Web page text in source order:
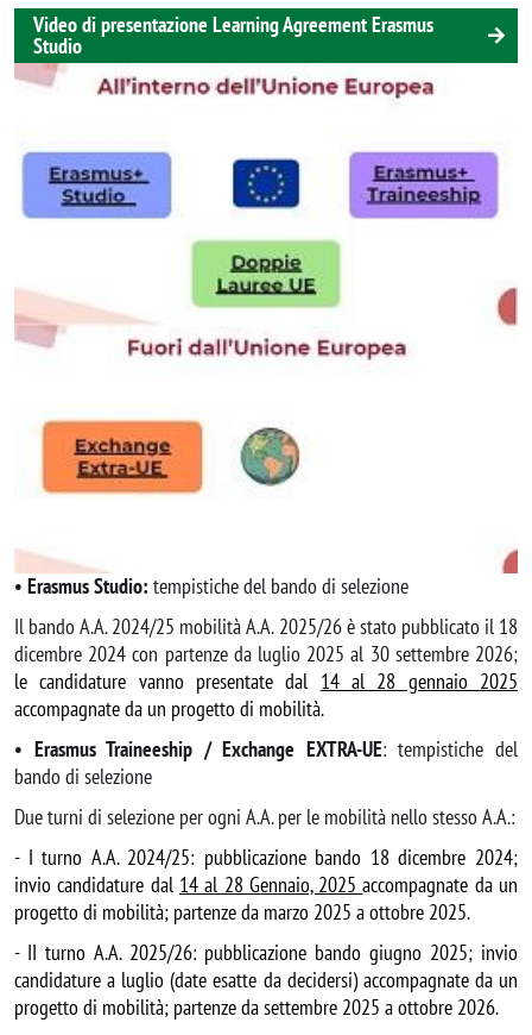
Video di presentazione Learning Agreement Erasmus
Studio
Image
• Erasmus Studio: tempistiche del bando di selezione
Il bando A.A. 2024/25 mobilità A.A. 2025/26 è stato pubblicato il 18
dicembre 2024 con partenze da luglio 2025 al 30 settembre 2026;
le candidature vanno presentate dal 14 al 28 gennaio 2025
accompagnate da un progetto di mobilità.
• Erasmus Traineeship / Exchange EXTRA-UE: tempistiche del
bando di selezione
Due turni di selezione per ogni A.A. per le mobilità nello stesso A.A.:
- I turno A.A. 2024/25: pubblicazione bando 18 dicembre 2024;
invio candidature dal 14 al 28 Gennaio, 2025accompagnate da un
progetto di mobilità; partenze da marzo 2025 a ottobre 2025.
- II turno A.A. 2025/26: pubblicazione bando giugno 2025; invio
candidature a luglio (date esatte da decidersi) accompagnate da un
progetto di mobilità; partenze da settembre 2025 a ottobre 2026.